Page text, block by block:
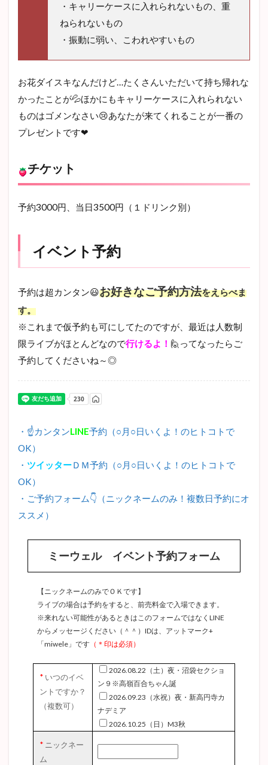
・キャリーケースに入れられないもの、重
ねられないもの
・振動に弱い、こわれやすいもの
お花ダイスキなんだけど…たくさんいただいて持ち帰れな
かったことが💦ほかにもキャリーケースに入れられない
ものはゴメンなさい😢あなたが来てくれることが一番の
プレゼントです❤
チケット
予約3000円、当日3500円（１ドリンク別）
イベント予約
予約は超カンタン😃お好きなご予約方法をえらべま
す。
※これまで仮予約も可にしてたのですが、最近は人数制
限ライブがほとんどなので行けるよ！ 🙋ってなったらご
予約してくださいね～◎
・☝カンタンLINE予約（○月○日いくよ！のヒトコトで
OK）
・ ツイッターＤＭ予約（○月○日いくよ！のヒトコトで
OK）
・ご予約フォーム👇（ニックネームのみ！複数日予約にオ
ススメ）
ミーウェル イベント予約フォーム
【ニックネームのみでＯＫです】
ライブの場合は予約をすると、前売料金で入場できます。
※来れない可能性があるときはこのフォームではなくLINE
からメッセージください（＾＾）IDは、アットマーク+
「miwele」です （＊印は必須）
* いつのイベ
ントですか？
（複数可）
2026.08.22（土）夜・沼袋セクショ
ン９※高嶺百合ちゃん誕
2026.09.23（水祝）夜・新高円寺カ
ナデミア
2026.10.25（日）M3秋
* ニックネー
ム